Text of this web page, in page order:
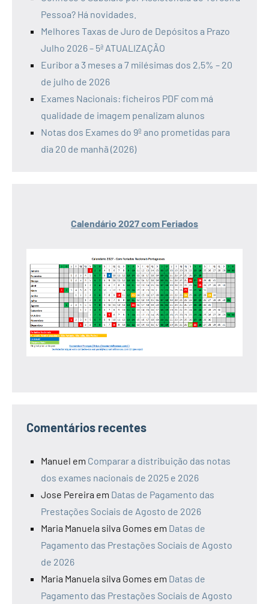
Pessoa? Há novidades.
Melhores Taxas de Juro de Depósitos a Prazo
Julho 2026 – 5ª ATUALIZAÇÃO
Euribor a 3 meses a 7 milésimas dos 2,5% – 20
de julho de 2026
Exames Nacionais: ficheiros PDF com má
qualidade de imagem penalizam alunos
Notas dos Exames do 9º ano prometidas para
dia 20 de manhã (2026)
Calendário 2027 com Feriados
Comentários recentes
Manuel em Comparar a distribuição das notas
dos exames nacionais de 2025 e 2026
Jose Pereira em Datas de Pagamento das
Prestações Sociais de Agosto de 2026
Maria Manuela silva Gomes em Datas de
Pagamento das Prestações Sociais de Agosto
de 2026
Maria Manuela silva Gomes em Datas de
Pagamento das Prestações Sociais de Agosto